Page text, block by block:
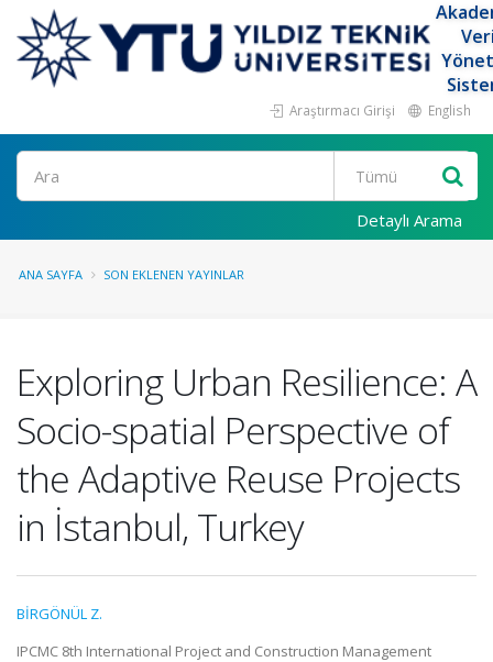
Araştırmacı Girişi English
Ara
Detaylı Arama
ANA SAYFA SON EKLENEN YAYINLAR
Exploring Urban Resilience: A
Socio-spatial Perspective of
the Adaptive Reuse Projects
in İstanbul, Turkey
BİRGÖNÜL Z.
IPCMC 8th International Project and Construction Management